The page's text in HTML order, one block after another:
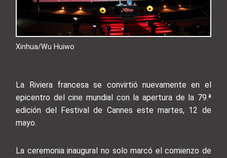
Xinhua/Wu Huiwo
La Riviera francesa se convirtió nuevamente en el
epicentro del cine mundial con la apertura de la 79.ª
edición del Festival de Cannes este martes, 12 de
mayo.
La ceremonia inaugural no solo marcó el comienzo de